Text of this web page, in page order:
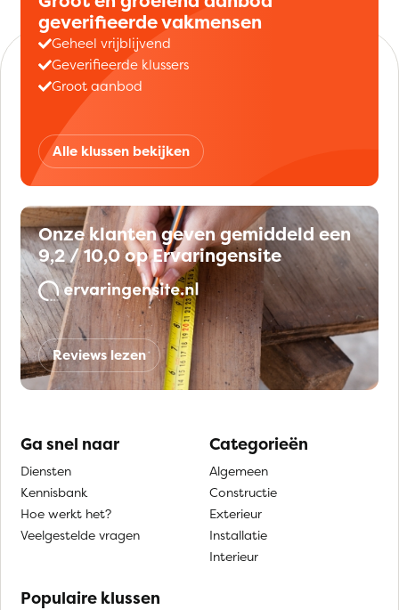
geverifieerde vakmensen
Geheel vrijblijvend
Geverifieerde klussers
Groot aanbod
Alle klussen bekijken
Onze klanten geven gemiddeld een
9,2 / 10,0 op Ervaringensite
Reviews lezen
Ga snel naar
Diensten
Kennisbank
Hoe werkt het?
Veelgestelde vragen
Categorieën
Algemeen
Constructie
Exterieur
Installatie
Interieur
Populaire klussen